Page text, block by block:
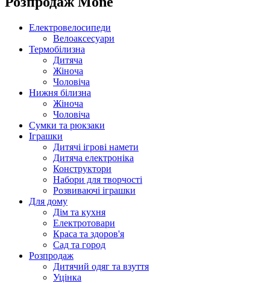
Електровелосипеди
Велоаксесуари
Термобілизна
Дитяча
Жіноча
Чоловіча
Нижня білизна
Жіноча
Чоловіча
Сумки та рюкзаки
Іграшки
Дитячі ігрові намети
Дитяча електроніка
Конструктори
Набори для творчості
Розвиваючі іграшки
Для дому
Дім та кухня
Електротовари
Краса та здоров'я
Сад та город
Розпродаж
Дитячий одяг та взуття
Уцінка